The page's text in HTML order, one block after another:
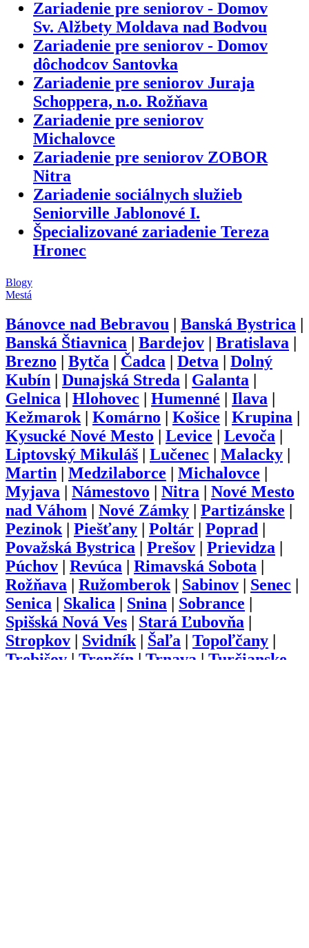
Zariadenie pre seniorov - Domov
Sv. Alžbety Moldava nad Bodvou
Zariadenie pre seniorov - Domov
dôchodcov Santovka
Zariadenie pre seniorov Juraja
Schoppera, n.o. Rožňava
Zariadenie pre seniorov
Michalovce
Zariadenie pre seniorov ZOBOR
Nitra
Zariadenie sociálnych služieb
Seniorville Jablonové I.
Špecializované zariadenie Tereza
Hronec
Blogy
Mestá
Bánovce nad Bebravou | Banská Bystrica |
Banská Štiavnica | Bardejov | Bratislava |
Brezno | Bytča | Čadca | Detva | Dolný
Kubín | Dunajská Streda | Galanta |
Gelnica | Hlohovec | Humenné | Ilava |
Kežmarok | Komárno | Košice | Krupina |
Kysucké Nové Mesto | Levice | Levoča |
Liptovský Mikuláš | Lučenec | Malacky |
Martin | Medzilaborce | Michalovce |
Myjava | Námestovo | Nitra | Nové Mesto
nad Váhom | Nové Zámky | Partizánske |
Pezinok | Piešťany | Poltár | Poprad |
Považská Bystrica | Prešov | Prievidza |
Púchov | Revúca | Rimavská Sobota |
Rožňava | Ružomberok | Sabinov | Senec |
Senica | Skalica | Snina | Sobrance |
Spišská Nová Ves | Stará Ľubovňa |
Stropkov | Svidník | Šaľa | Topoľčany |
Trebišov | Trenčín | Trnava | Turčianske